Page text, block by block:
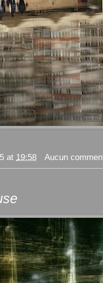
at 19:58 Aucun